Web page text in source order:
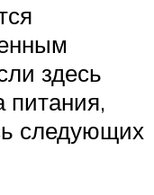
здесь
питания,
следующих